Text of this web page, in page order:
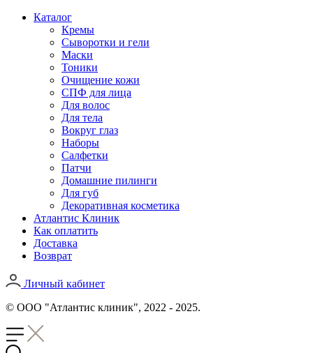
Каталог
Кремы
Сыворотки и гели
Маски
Тоники
Очищение кожи
СПФ для лица
Для волос
Для тела
Вокруг глаз
Наборы
Салфетки
Патчи
Домашние пилинги
Для губ
Декоративная косметика
Атлантис Клиник
Как оплатить
Доставка
Возврат
Личный кабинет
© ООО "Атлантис клиник", 2022 - 2025.